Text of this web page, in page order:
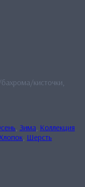
кисточки,
Зима Коллекция
Шерсть